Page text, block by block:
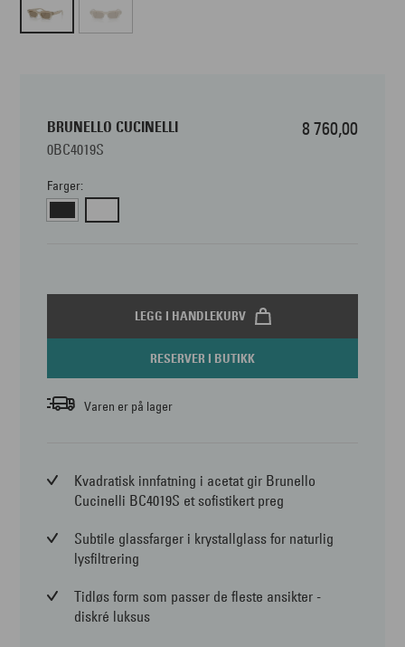
BRUNELLO CUCINELLI
0BC4019S
8 760,00
Farger:
LEGG I HANDLEKURV
RESERVER I BUTIKK
Varen er på lager
Kvadratisk innfatning i acetat gir Brunello
Cucinelli BC4019S et sofistikert preg
Subtile glassfarger i krystallglass for naturlig
lysfiltrering
Tidløs form som passer de fleste ansikter -
diskré luksus